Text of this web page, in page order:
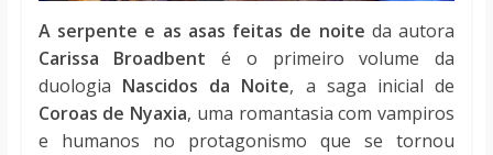
A serpente e as asas feitas de noite da autora
Carissa Broadbent é o primeiro volume da
duologia Nascidos da Noite, a saga inicial de
Coroas de Nyaxia, uma romantasia com vampiros
e humanos no protagonismo que se tornou